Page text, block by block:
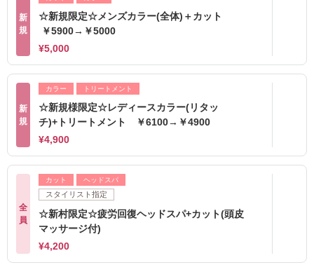
新
規
☆新規限定☆メンズカラー(全体)＋カット
￥5900→￥5000
¥5,000
新
規
カラー トリートメント
☆新規様限定☆レディースカラー(リタッ
チ)+トリートメント ￥6100→￥4900
¥4,900
全
員
カット ヘッドスパ
スタイリスト指定
☆新村限定☆疲労回復ヘッドスパ+カット(頭皮
マッサージ付)
¥4,200